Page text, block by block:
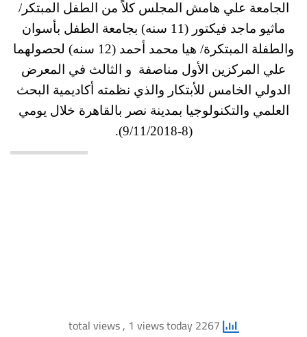
الجامعة علي هامش المجلس كلاً من الطفل المبتكر/
ماثيو ماجد فيكتور (11 سنه) بجامعة الطفل بأسوان
والطفلة المبتكرة/ هيا محمد أحمد (12 سنه) لحصولهما
علي المركزين الأول مناصفة و الثالث في المعرض
الدولي الخامس للأبتكار والذي نظمته أكاديمية البحث
العلمي والتكنولوجيا بمدينة نصر بالقاهرة خلال يومي
(8-9/11/2018).
, 1 views today